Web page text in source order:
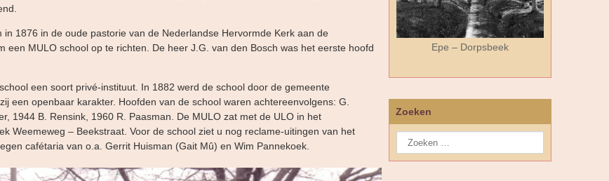
in 1876 in de oude pastorie van de Nederlandse Hervormde Kerk aan de
een MULO school op te richten. De heer J.G. van den Bosch was het eerste hoofd
een soort privé-instituut. In 1882 werd de school door de gemeente
een openbaar karakter. Hoofden van de school waren achtereenvolgens: G.
1944 B. Rensink, 1960 R. Paasman. De MULO zat met de ULO in het
Weemeweg – Beekstraat. Voor de school ziet u nog reclame-uitingen van het
cafétaria van o.a. Gerrit Huisman (Gait Mû) en Wim Pannekoek.
Epe – Dorpsbeek
Zoeken